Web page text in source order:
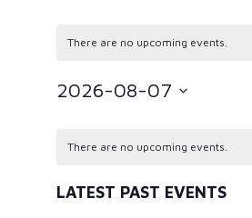
There are no upcoming events.
2026-08-07
There are no upcoming events.
LATEST PAST EVENTS